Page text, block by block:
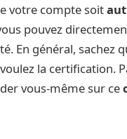
votre compte soit
pouvez
En général, sachez
la certification.
vous-même sur ce